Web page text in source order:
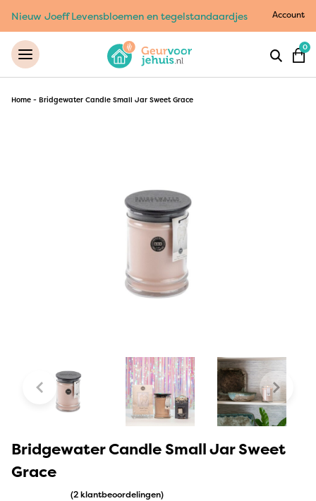
Nieuw Joeff Levensbloemen en tegelstandaardjes Account
0
Home - Bridgewater Candle Small Jar Sweet Grace
Bridgewater Candle Small Jar Sweet
Grace
(2 klantbeoordelingen)